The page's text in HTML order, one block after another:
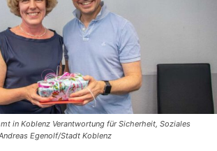
in Koblenz Verantwortung für Sicherheit, Soziales
Egenolf/Stadt Koblenz